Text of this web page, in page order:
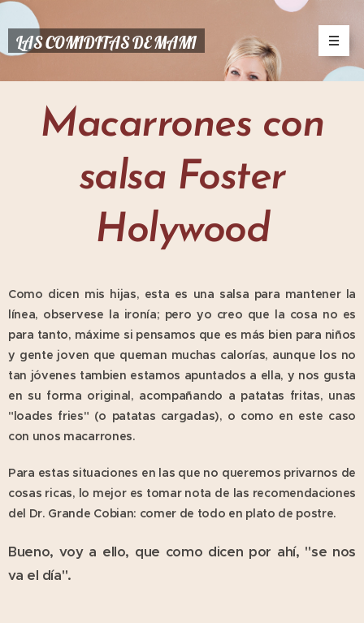
LAS COMIDITAS DE MAMI
Macarrones con
salsa Foster
Holywood
Como dicen mis hijas, esta es una salsa para mantener la
línea, observese la ironía; pero yo creo que la cosa no es
para tanto, máxime si pensamos que es más bien para niños
y gente joven que queman muchas calorías, aunque los no
tan jóvenes tambien estamos apuntados a ella, y nos gusta
en su forma original, acompañando a patatas fritas, unas
"loades fries" (o patatas cargadas), o como en este caso
con unos macarrones.
Para estas situaciones en las que no queremos privarnos de
cosas ricas, lo mejor es tomar nota de las recomendaciones
del Dr. Grande Cobian: comer de todo en plato de postre.
Bueno, voy a ello, que como dicen por ahí, "se nos
va el día".